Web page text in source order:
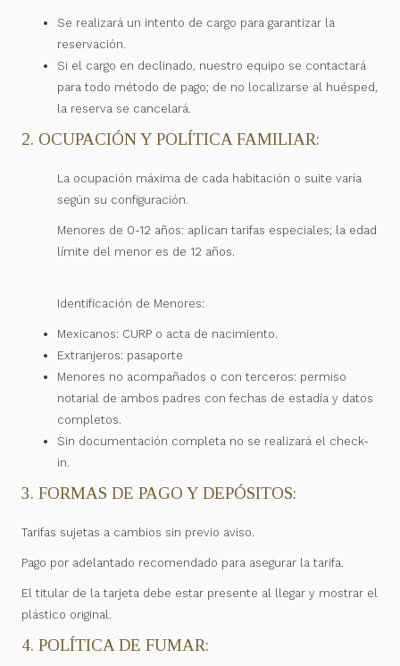
Se realizará un intento de cargo para garantizar la
reservación.
Si el cargo en declinado, nuestro equipo se contactará
para todo método de pago; de no localizarse al huésped,
la reserva se cancelará.
2. OCUPACIÓN Y POLÍTICA FAMILIAR:
La ocupación máxima de cada habitación o suite varía
según su configuración.
Menores de 0-12 años: aplican tarifas especiales; la edad
límite del menor es de 12 años.
Identificación de Menores:
Mexicanos: CURP o acta de nacimiento.
Extranjeros: pasaporte
Menores no acompañados o con terceros: permiso
notarial de ambos padres con fechas de estadía y datos
completos.
Sin documentación completa no se realizará el check-
in.
3. FORMAS DE PAGO Y DEPÓSITOS:
Tarifas sujetas a cambios sin previo aviso.
Pago por adelantado recomendado para asegurar la tarifa.
El titular de la tarjeta debe estar presente al llegar y mostrar el
plástico original.
4. POLÍTICA DE FUMAR: